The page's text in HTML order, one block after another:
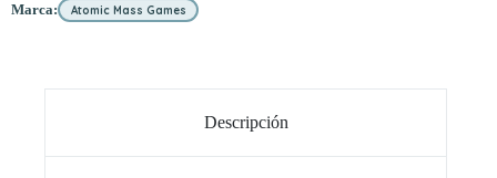
Marca: Atomic Mass Games
Descripción